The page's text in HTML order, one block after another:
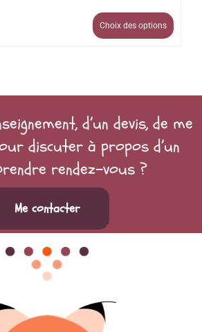
Choix des options
d’un devis, de me
discuter à propos d’un
rendez-vous ?
Me contacter